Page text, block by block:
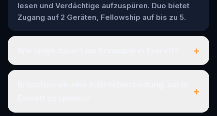
lesen und Verdächtige aufzuspüren. Duo bietet
Zugang auf 2 Geräten, Fellowship auf bis zu 5.
+
+